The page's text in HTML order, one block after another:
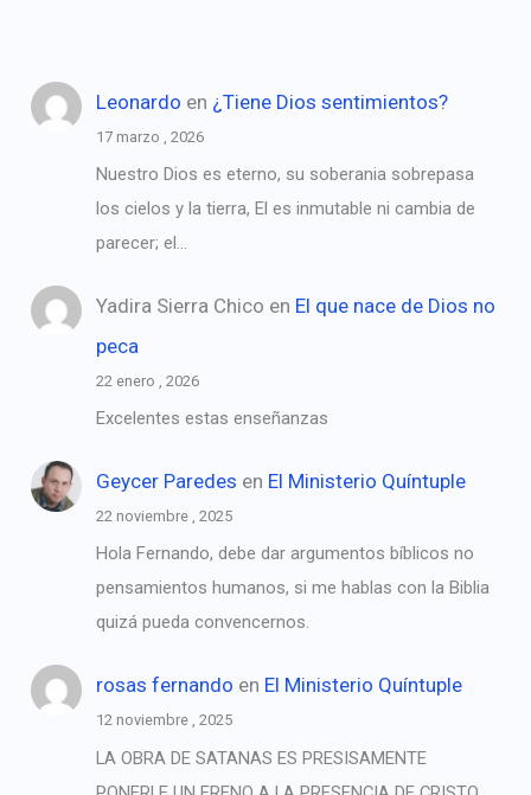
Leonardo en ¿Tiene Dios sentimientos?
17 marzo , 2026
Nuestro Dios es eterno, su soberania sobrepasa
los cielos y la tierra, El es inmutable ni cambia de
parecer; el…
Yadira Sierra Chico en El que nace de Dios no
peca
22 enero , 2026
Excelentes estas enseñanzas
Geycer Paredes en El Ministerio Quíntuple
22 noviembre , 2025
Hola Fernando, debe dar argumentos bíblicos no
pensamientos humanos, si me hablas con la Biblia
quizá pueda convencernos.
rosas fernando en El Ministerio Quíntuple
12 noviembre , 2025
LA OBRA DE SATANAS ES PRESISAMENTE